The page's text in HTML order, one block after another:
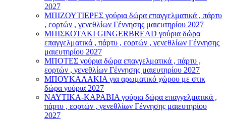
2027
ΜΠΙΖΟΥΤΙΕΡΕΣ γούρια δώρα επαγγελματικά , πάρτυ
, εορτών , γενεθλίων Γέννησης μαιευτηρίου 2027
ΜΠΙΣΚΟΤΑΚΙ GINGERBREAD γούρια δώρα
επαγγελματικά , πάρτυ , εορτών , γενεθλίων Γέννησης
μαιευτηρίου 2027
ΜΠΟΤΕΣ γούρια δώρα επαγγελματικά , πάρτυ ,
εορτών , γενεθλίων Γέννησης μαιευτηρίου 2027
ΜΠΟΥΚΑΛΑΚΙΑ για αρωματικό χώρου με στικ
δώρα γούρια 2027
ΝΑΥΤΙΚΑ-ΚΑΡΑΒΙΑ γούρια δώρα επαγγελματικά ,
πάρτυ , εορτών , γενεθλίων Γέννησης μαιευτηρίου
2027